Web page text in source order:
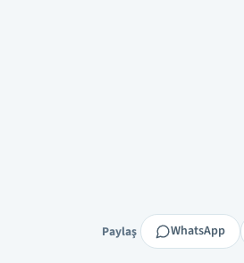
Paylaş
Paylaş WhatsApp